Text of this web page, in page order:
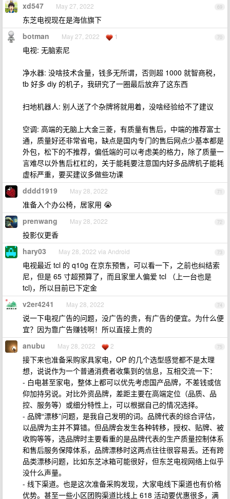
69
xd547 May 27, 2022
东芝电视现在是海信旗下
70
botman May 27, 2022 1
电视: 无脑索尼
净水器: 没啥技术含量，钱多无所谓，否则超 1000 就智商税，
tb 好多 diy 的机子，我研究了一圈最后放弃了这东西
扫地机器人: 别人送了个杂牌将就用着，没啥经验给不了建议
空调: 高端的无脑上大金三菱，有质量有售后，中端的推荐富士
通，质量好还非常省电，缺点是国内专门的售后网点少基本都是
外包，松下的不推荐，偏低端的可以考虑美的格力，除了质量一
言难尽以外售后杠杠的，关于能耗要注意国内好多品牌机子能耗
虚标严重，要买建议多做些功课
71
dddd1919 May 28, 2022
准备入个办公椅，居家用 😭
72
prenwang May 28, 2022
投影仪更香
73
hary03 May 28, 2022 via Android
电视最近 tcl 的 q10g 在京东预售，可以看一下，之前也纠结索
尼，但是 65 寸超预算了，而且家里人偏爱 tcl （上一台也是
tcl)，所以目前已下定金
74
v2er4241 May 28, 2022
说一下电视广告的问题，没广告的贵，有广告的便宜。为什么便
宜？因为靠广告赚钱啊！所以直接上贵的
75
anubu May 28, 2022 2
接下来也准备采购家具家电，OP 的几个选型感觉都不是太理
想，说说作为一个普通消费者收集到的信息，互相交流一下：
- 白电甚至家电，整体上都可以优先考虑国产品牌，不差钱或信
仰加持另说。对比外资品牌，差距主要在高端定位（品质、品
控、服务等）或细分特性上，可以根据自己的情况选择。
- 品牌“漂移”问题，是我自己发明的词。品牌代表的综合评估，
以品牌为主并不算错。但品牌会发生各种转移，授权、贴牌、被
收购等等，选品牌时主要看重的是品牌代表的生产质量控制体系
和售后服务保障体系，品牌漂移时这两点往往很容易丢。还有跨
品类漂移问题，比如东芝冰箱可能很好，但东芝电视网络上似乎
没什么声量。
- 线下渠道。也是这次准备采购发现，大家电线下渠道也有价格
优势。甚至一些小区团购渠道比线上 618 活动要优惠很多，满